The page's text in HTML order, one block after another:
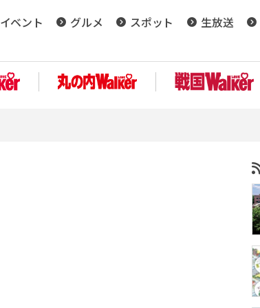
イベント グルメ スポット 生放送